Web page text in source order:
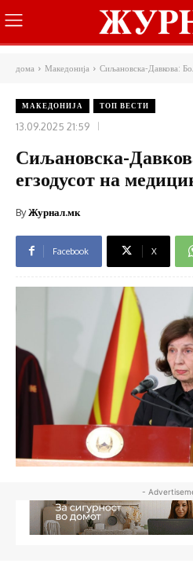
дома Македонија Сиљановска-Давкова:
МАКЕДОНИЈА ТОП ВЕСТИ
13.09.2025 21:59
Сиљановска-
егзодусот на
ByЖурнал.мк
Facebook X
-